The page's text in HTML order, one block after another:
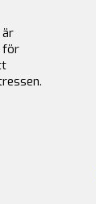
är
för